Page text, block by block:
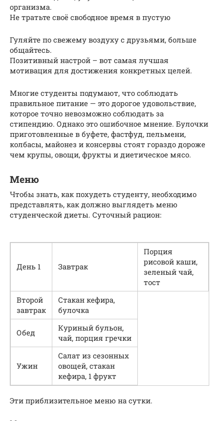
организма.
Не тратьте своё свободное время в пустую
Гуляйте по свежему воздуху с друзьями, больше
общайтесь.
Позитивный настрой – вот самая лучшая
мотивация для достижения конкретных целей.
Многие студенты подумают, что соблюдать
правильное питание — это дорогое удовольствие,
которое точно невозможно соблюдать за
стипендию. Однако это ошибочное мнение. Булочки
приготовленные в буфете, фастфуд, пельмени,
колбасы, майонез и консервы стоят гораздо дороже
чем крупы, овощи, фрукты и диетическое мясо.
Меню
Чтобы знать, как похудеть студенту, необходимо
представлять, как должно выглядеть меню
студенческой диеты. Суточный рацион:
День 1 Завтрак
Порция
рисовой каши,
зеленый чай,
тост
Второй
завтрак
Стакан кефира,
булочка
Обед
Куриный бульон,
чай, порция гречки
Ужин
Салат из сезонных
овощей, стакан
кефира, 1 фрукт
Эти приблизительное меню на сутки.